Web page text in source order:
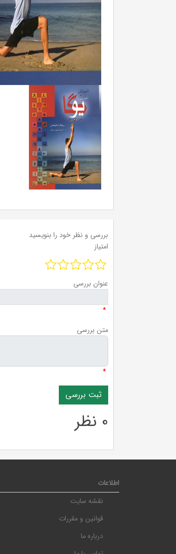
بررسی و نظر خود را بنویسید
امتیاز
عنوان بررسی
*
متن بررسی
*
0 نظر
اطلاعات
نقشه سایت
قوانین و مقررات
درباره ما